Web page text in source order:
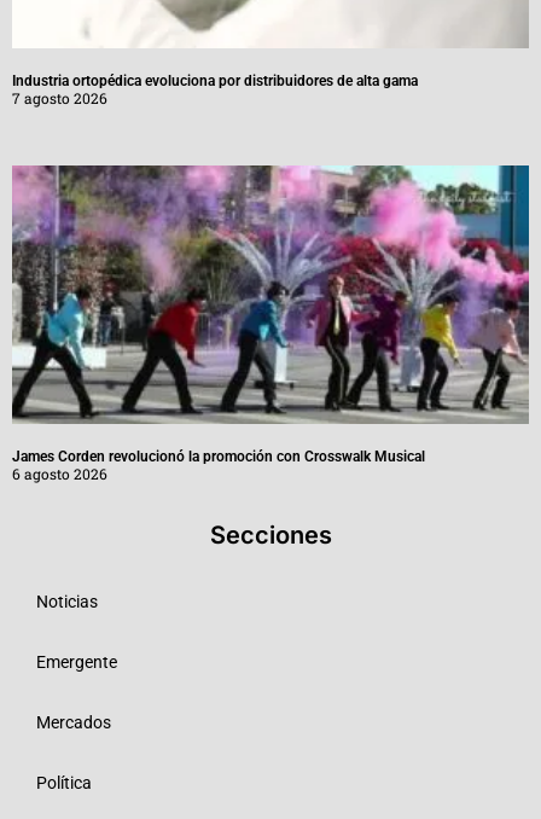
Industria ortopédica evoluciona por distribuidores de alta gama
7 agosto 2026
James Corden revolucionó la promoción con Crosswalk Musical
6 agosto 2026
Secciones
Noticias
Emergente
Mercados
Política